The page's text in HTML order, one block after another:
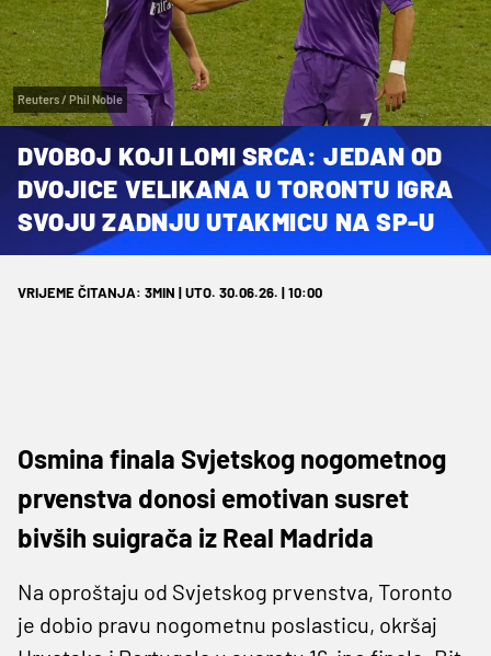
Reuters / Phil Noble
DVOBOJ KOJI LOMI SRCA: JEDAN OD
DVOJICE VELIKANA U TORONTU IGRA
SVOJU ZADNJU UTAKMICU NA SP-U
VRIJEME ČITANJA: 3MIN | UTO. 30.06.26. | 10:00
Osmina finala Svjetskog nogometnog
prvenstva donosi emotivan susret
bivših suigrača iz Real Madrida
Na oproštaju od Svjetskog prvenstva, Toronto
je dobio pravu nogometnu poslasticu, okršaj